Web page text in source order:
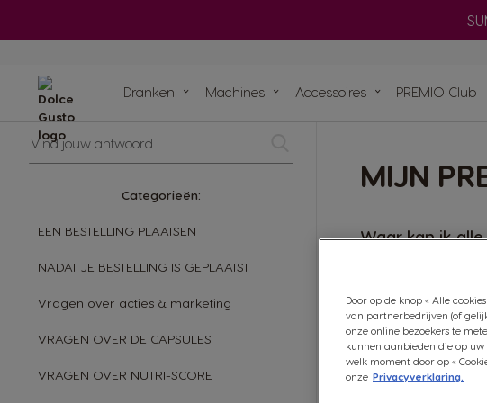
Dranken
Composteerbare pads & sachets voor
machines
Machines Accessoires
Ontdek alle accessoires
Ontdek een groot assortiment aan
heerlijke thee met je ORIGINAL-
PREMIO Club
Onze initiatieven
Blog
MIJN
Waar kan ik
Hoe werken
Welke valuta
Wanneer zal ik
Vind
jouw
antwoord
Categorieën:
EEN BESTELLING PLAATSEN
NADAT JE BESTELLING IS GEPLAATST
Vragen over acties & marketing
VRAGEN OVER DE CAPSULES
VRAGEN OVER NUTRI-SCORE
Door op de knop « Alle
van partnerbedrijven (of
onze online bezoekers te
kunnen aanbieden die op uw
welk moment door op «
onze Privacyverklaring.